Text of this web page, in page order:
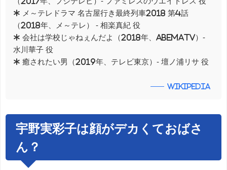
* メ～テレドラマ 名古屋行き最終列車2018 第4話
（2018年、メ～テレ） - 相楽真紀 役
* 会社は学校じゃねぇんだよ（2018年、AbemaTV）-
水川華子 役
* 癒されたい男（2019年、テレビ東京）- 壇ノ浦リサ 役
wikipedia
宇野実彩子は顔がデカくておばさ
ん？